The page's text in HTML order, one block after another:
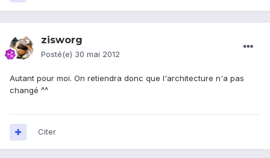
zisworg
Posté(e) 30 mai 2012
Autant pour moi. On retiendra donc que l'architecture n'a pas
changé ^^
Citer